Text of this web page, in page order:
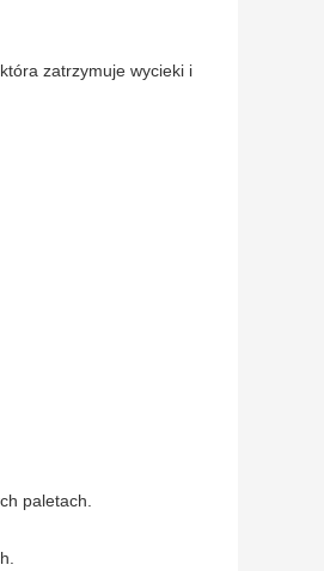
zatrzymuje wycieki i
paletach.